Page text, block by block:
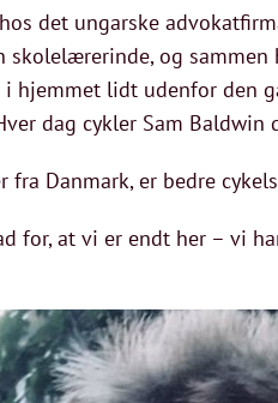
det ungarske
skolelærerinde, og
hjemmet lidt udenfor den
dag cykler Sam
fra Danmark, er bedre
for, at vi er endt her – vi